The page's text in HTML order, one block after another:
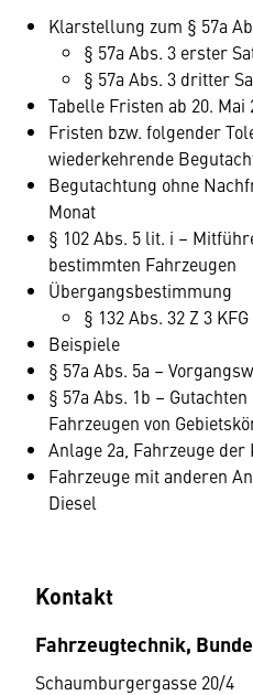
Klarstellung zum § 57a
§ 57a Abs. 3 erster
§ 57a Abs. 3 dritter
Tabelle Fristen ab 20. Mai
Fristen bzw. folgender
wiederkehrende
Begutachtung ohne
Monat
§ 102 Abs. 5 lit. i –
bestimmten Fahrzeugen
Übergangsbestimmung
§ 132 Abs. 32 Z 3 KFG
Beispiele
§ 57a Abs. 5a –
§ 57a Abs. 1b –
Fahrzeugen von
Anlage 2a, Fahrzeuge der
Fahrzeuge mit anderen
Diesel
Kontakt
Fahrzeugtechnik,
Schaumburgergasse 20/4